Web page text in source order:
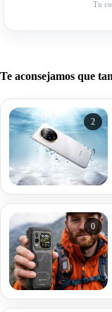
Tu
Te aconsejamos que
2
0